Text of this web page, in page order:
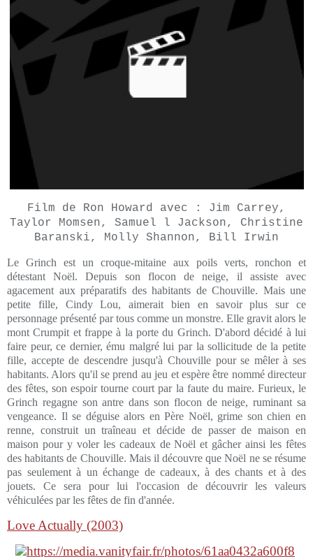
Film de Ron Howard avec : Jim Carrey,
Taylor Momsen, Samuel l Jackson, Christine
Baranski, Molly Shannon, Bill Irwin
Le Grinch est un croque-mitaine aux poils verts, ronchon et
détestant Noël. Depuis son flocon de neige, il assiste avec
agacement aux préparatifs des habitants de Chouville. Mais une
petite fille, Cindy Lou, aimerait bien en savoir plus sur ce
personnage présenté par tous comme un monstre. Elle gravit alors le
mont Crumpit et frappe à la porte du Grinch. D'abord décidé à lui
faire peur, ce dernier, ému malgré lui par la sollicitude de la petite
fille, accepte de descendre jusqu'à Chouville pour se mêler à ses
habitants. Alors qu'il se prend au jeu et espère être nommé directeur
des fêtes, son espoir tourne court par la faute du maire. Furieux, le
Grinch regagne son antre dans son flocon de neige, ruminant sa
vengeance. Il se déguise alors en Père Noël, grime son chien en
renne, construit un traîneau et décide de passer de maison en
maison pour y voler les cadeaux de Noël et gâcher ainsi les fêtes
des habitants de Chouville. Mais il découvre que Noël ne se résume
pas seulement à un échange de cadeaux, à des chants et à des
jouets. Ce sera pour lui l'occasion de découvrir les valeurs
véhiculées par les fêtes de fin d'année.
Love Actually (2003)